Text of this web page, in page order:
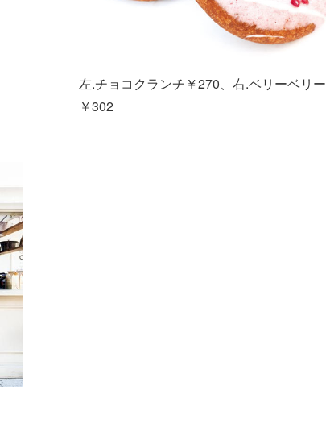
左.チョコクランチ￥270、右.ベリーベリー
￥302